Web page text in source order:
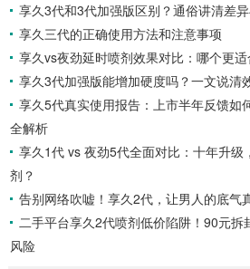
享久3代和3代加强版区别？通俗讲清差
享久三代的正确使用方法和注意事项
享久vs夜劲延时喷剂效果对比：哪个更适
享久3代加强版能增加硬度吗？一文说清
享久5代真实使用报告：上市半年反馈如
全解析
享久1代 vs 夜劲5代全面对比：十年升级
剂？
告别网络吹嘘！享久2代，让男人的底气
二手平台享久2代喷剂低价陷阱！90元拆
风险